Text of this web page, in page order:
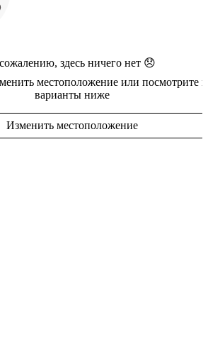
здесь ничего нет 😞
местоположение или посмотрите
варианты ниже
Изменить местоположение